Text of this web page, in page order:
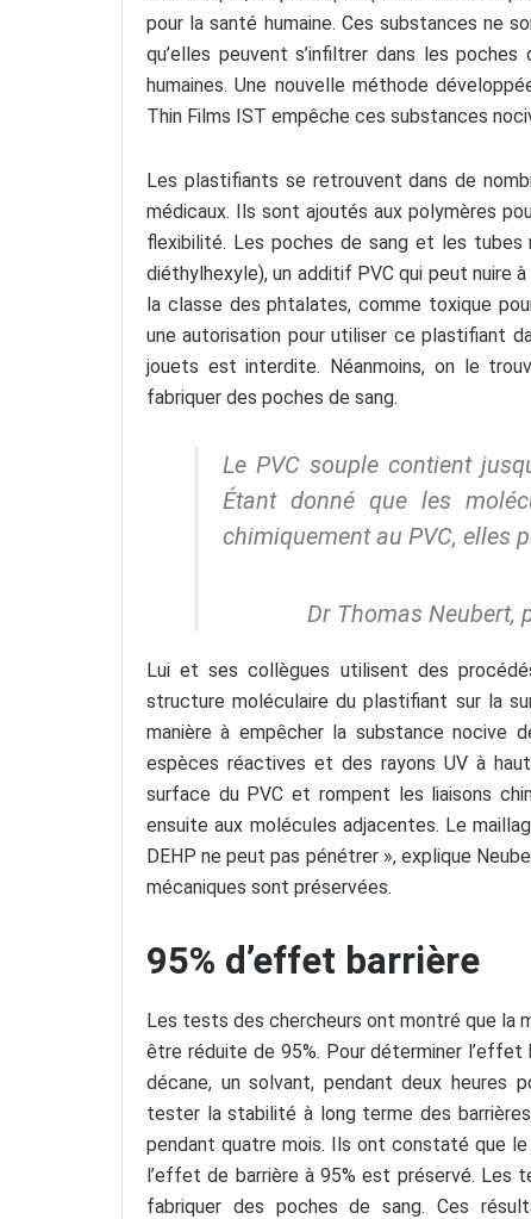
pour la santé humaine. Ces substances ne
qu’elles peuvent s’infiltrer dans les
humaines. Une nouvelle méthode
Thin Films IST empêche ces substances
Les plastifiants se retrouvent dans de
médicaux. Ils sont ajoutés aux polymères
flexibilité. Les poches de sang et les tubes
diéthylhexyle), un additif PVC qui peut nuire à
la classe des phtalates, comme toxique
une autorisation pour utiliser ce plastifiant
jouets est interdite. Néanmoins, on le
fabriquer des poches de sang.
Le PVC souple contient
Étant donné que les
chimiquement au PVC, elles
Dr Thomas Neubert,
Lui et ses collègues utilisent des
structure moléculaire du plastifiant sur la
manière à empêcher la substance nocive
espèces réactives et des rayons UV à
surface du PVC et rompent les liaisons
ensuite aux molécules adjacentes. Le
DEHP ne peut pas pénétrer », explique
mécaniques sont préservées.
95% d’effet barrière
Les tests des chercheurs ont montré que la
être réduite de 95%. Pour déterminer
décane, un solvant, pendant deux heures
tester la stabilité à long terme des
pendant quatre mois. Ils ont constaté que
l’effet de barrière à 95% est préservé. Les
fabriquer des poches de sang. Ces